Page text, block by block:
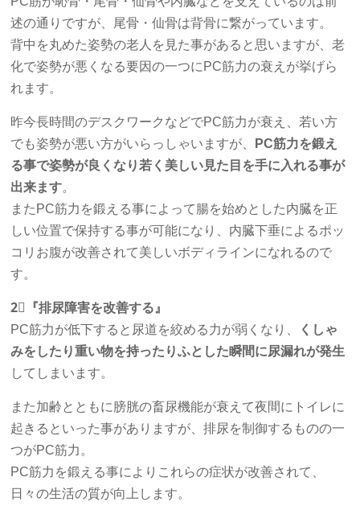
述の通りですが、尾骨・仙骨は背骨に繋がっています。
背中を丸めた姿勢の老人を見た事があると思いますが、老
化で姿勢が悪くなる要因の一つにPC筋力の衰えが挙げら
れます。
昨今長時間のデスクワークなどでPC筋力が衰え、若い方
でも姿勢が悪い方がいらっしゃいますが、
PC筋力を鍛え
る事で姿勢が良くなり若く美しい見た目を手に入れる事が
出来ます。
またPC筋力を鍛える事によって腸を始めとした内臓を正
しい位置で保持する事が可能になり、内臓下垂によるポッ
コリお腹が改善されて美しいボディラインになれるので
す。
2⃣『排尿障害を改善する』
PC筋力が低下すると尿道を絞める力が弱くなり、
くしゃ
みをしたり重い物を持ったりふとした瞬間に尿漏れが発生
してしまいます。
また加齢とともに膀胱の畜尿機能が衰えて夜間にトイレに
起きるといった事がありますが、排尿を制御するものの一
つがPC筋力。
PC筋力を鍛える事によりこれらの症状が改善されて、
日々の生活の質が向上します。